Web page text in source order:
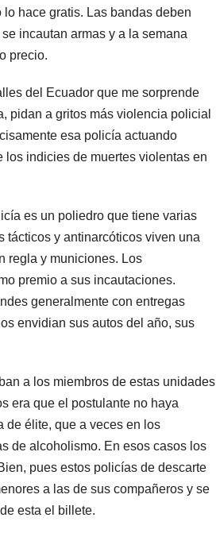
hace gratis. Las bandas deben
incautan armas y a la semana
precio.
del Ecuador que me sorprende
pidan a gritos más violencia policial
esa policía actuando
indicies de muertes violentas en
es un poliedro que tiene varias
tácticos y antinarcóticos viven una
regla y municiones. Los
premio a sus incautaciones.
generalmente con entregas
envidian sus autos del año, sus
a los miembros de estas unidades
era que el postulante no haya
de élite, que a veces en los
de alcoholismo. En esos casos los
pues estos policías de descarte
a las de sus compañeros y se
esta el billete.